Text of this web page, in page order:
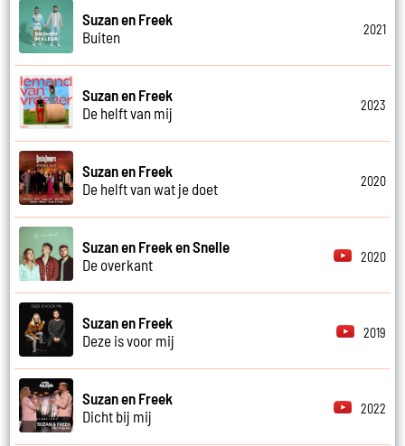
Suzan en Freek
Buiten
2021
Suzan en Freek
De helft van mij
2023
Suzan en Freek
De helft van wat je doet
2020
Suzan en Freek en Snelle
De overkant
2020
Suzan en Freek
Deze is voor mij
2019
Suzan en Freek
Dicht bij mij
2022